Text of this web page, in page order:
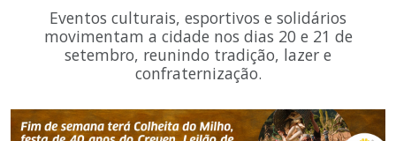
Eventos culturais, esportivos e solidários
movimentam a cidade nos dias 20 e 21 de
setembro, reunindo tradição, lazer e
confraternização.